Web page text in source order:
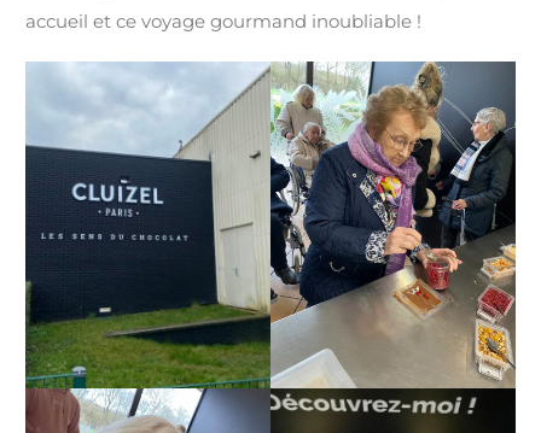
accueil et ce voyage gourmand inoubliable !